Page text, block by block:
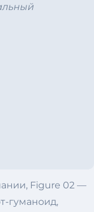
Figure 02 —
гуманоид,